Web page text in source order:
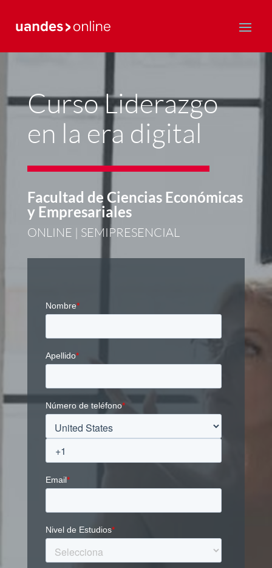
Postgrado y Educación Continua
Curso Liderazgo
en la era digital
Facultad de Ciencias Económicas
y Empresariales
ONLINE | SEMIPRESENCIAL